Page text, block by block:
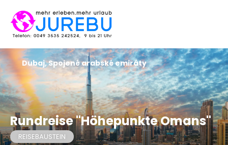
Rundreise "Höhepunkte Omans"
REISEBAUSTEIN
Dubaj, Spojené arabské emiráty